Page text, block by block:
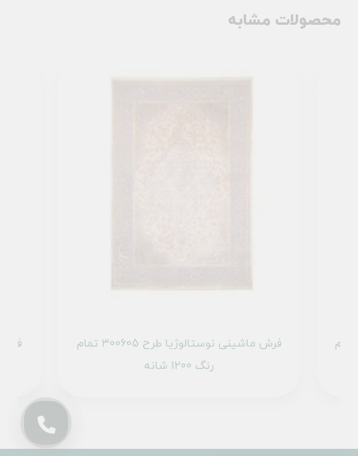
محصولات مشابه
فرش ماشینی نوستالوژیا طرح 300605 تمام
رنگ 1200 شانه
نوستالوژیا طرح 300623 تمام